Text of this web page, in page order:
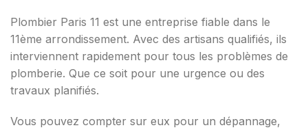
Plombier Paris 11 est une entreprise fiable dans le
11ème arrondissement. Avec des artisans qualifiés, ils
interviennent rapidement pour tous les problèmes de
plomberie. Que ce soit pour une urgence ou des
travaux planifiés.
Vous pouvez compter sur eux pour un dépannage,